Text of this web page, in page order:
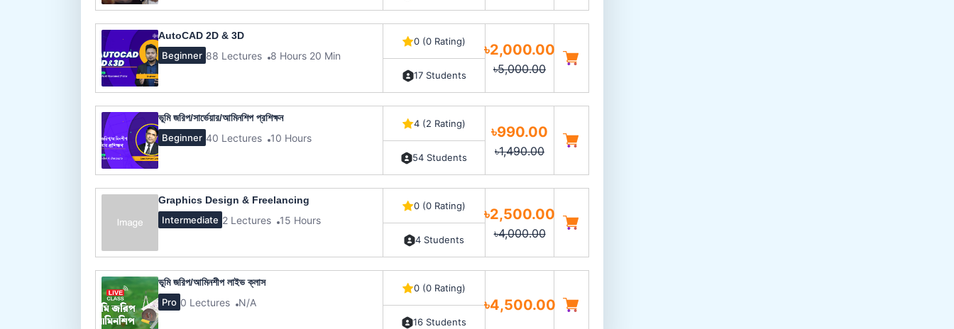
AutoCAD 2D & 3D
Beginner 88 Lectures 8 Hours 20 Min
0 (0 Rating)
17 Students
৳2,000.00
৳5,000.00
ভূমি জরিপ/সার্ভেয়ার/আমিনশিপ প্রশিক্ষন
Beginner 40 Lectures 10 Hours
4 (2 Rating)
54 Students
৳990.00
৳1,490.00
Graphics Design & Freelancing
Intermediate 2 Lectures 15 Hours
0 (0 Rating)
4 Students
৳2,500.00
৳4,000.00
ভূমি জরিপ/আমিনশীপ লাইভ ক্লাস
Pro 0 Lectures N/A
0 (0 Rating)
16 Students
৳4,500.00